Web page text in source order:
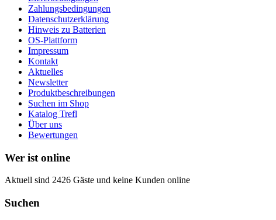
Zahlungsbedingungen
Datenschutzerklärung
Hinweis zu Batterien
OS-Plattform
Impressum
Kontakt
Aktuelles
Newsletter
Produktbeschreibungen
Suchen im Shop
Katalog Trefl
Über uns
Bewertungen
Wer ist online
Aktuell sind 2426 Gäste und keine Kunden online
Suchen